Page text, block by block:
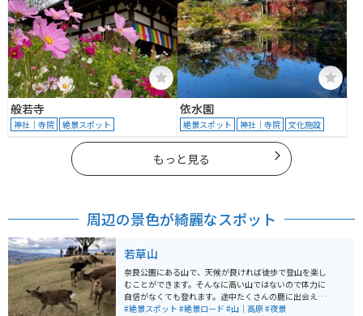
般若寺
神社｜寺院 絶景スポット
依水園
絶景スポット 神社｜寺院 文化施設
もっと見る
周辺の景色が綺麗なスポット
若草山
奈良公園にある山で、天候が良ければ徒歩で登山を楽し
むことができます。そんなに高い山ではないので体力に
自信がなくても登れます。途中たくさんの鹿に出会えま
すし、山頂からは、世界遺産の東大寺などを見下ろすこ
#絶景スポット #絶景ロード #山｜高原#夜景